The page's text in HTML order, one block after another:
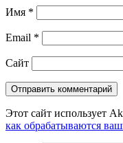
Имя *
Email *
Сайт
Этот сайт использует
как обрабатываются